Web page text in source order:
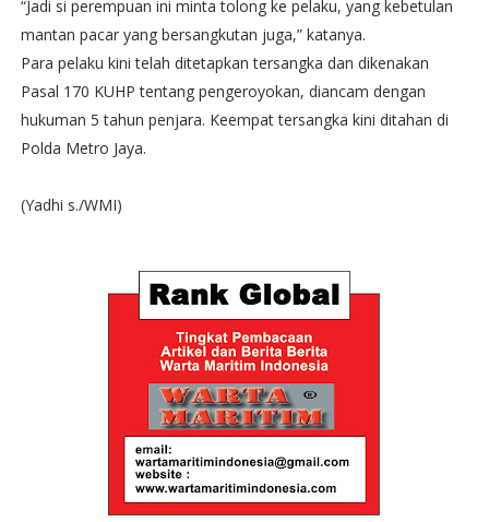
“Jadi si perempuan ini minta tolong ke pelaku, yang kebetulan
mantan pacar yang bersangkutan juga,” katanya.
Para pelaku kini telah ditetapkan tersangka dan dikenakan
Pasal 170 KUHP tentang pengeroyokan, diancam dengan
hukuman 5 tahun penjara. Keempat tersangka kini ditahan di
Polda Metro Jaya.
(Yadhi s./WMI)